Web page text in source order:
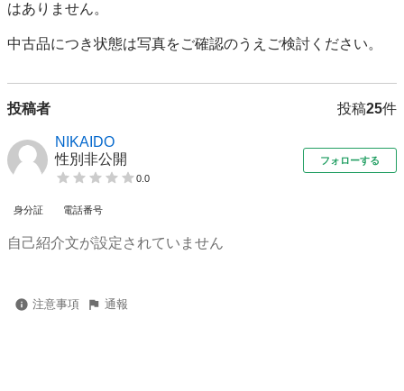
はありません。
中古品につき状態は写真をご確認のうえご検討ください。
投稿者 投稿25件
NIKAIDO
性別非公開
0.0
フォローする
身分証 電話番号
自己紹介文が設定されていません
注意事項 通報